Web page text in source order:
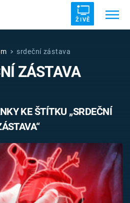
ŽIVĚ
DRUHÁ SVĚTOVÁ VÁLKA
srdeční zástava
ZÁSTAVA
KE ŠTÍTKU „SRDEČNÍ